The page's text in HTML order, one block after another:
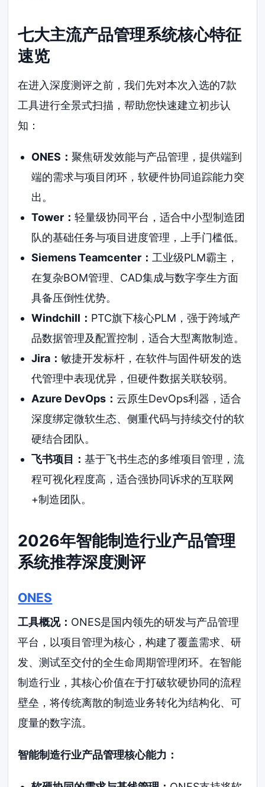
七大主流产品管理系统核心特征
速览
在进入深度测评之前，我们先对本次入选的7款
工具进行全景式扫描，帮助您快速建立初步认
知：
ONES： 聚焦研发效能与产品管理，提供端到
端的需求与项目闭环，软硬件协同追踪能力突
出。
Tower： 轻量级协同平台，适合中小型制造团
队的基础任务与项目进度管理，上手门槛低。
Siemens Teamcenter： 工业级PLM霸主，
在复杂BOM管理、CAD集成与数字孪生方面
具备压倒性优势。
Windchill： PTC旗下核心PLM，强于跨域产
品数据管理及配置控制，适合大型离散制造。
Jira： 敏捷开发标杆，在软件与固件研发的迭
代管理中表现优异，但硬件数据关联较弱。
Azure DevOps： 云原生DevOps利器，适合
深度绑定微软生态、侧重代码与持续交付的软
硬结合团队。
飞书项目： 基于飞书生态的多维项目管理，流
程可视化程度高，适合强协同诉求的互联网
+制造团队。
2026年智能制造行业产品管理
系统推荐深度测评
ONES
工具概况： ONES是国内领先的研发与产品管理
平台，以项目管理为核心，构建了覆盖需求、研
发、测试至交付的全生命周期管理闭环。在智能
制造行业，其核心价值在于打破软硬协同的流程
壁垒，将传统离散的制造业务转化为结构化、可
度量的数字流。
智能制造行业产品管理核心能力：